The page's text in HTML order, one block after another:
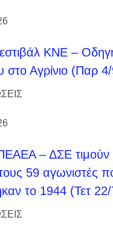
ΚΝΕ –
στο Αγρίνιο (Παρ
– ΔΣΕ τιμούν
59 αγωνιστές
το 1944 (Τετ